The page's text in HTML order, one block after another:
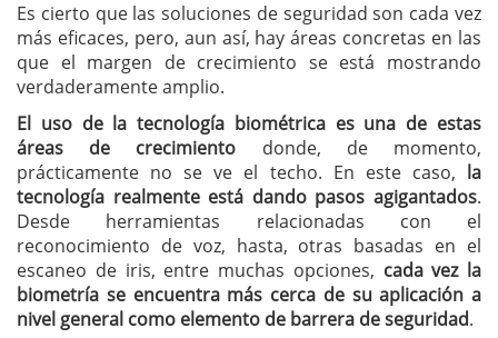
Es cierto que las soluciones de seguridad son cada vez
más eficaces, pero, aun así, hay áreas concretas en las
que el margen de crecimiento se está mostrando
verdaderamente amplio.
El uso de la tecnología biométrica es una de estas
áreas de crecimiento donde, de momento,
prácticamente no se ve el techo. En este caso, la
tecnología realmente está dando pasos agigantados.
Desde herramientas relacionadas con el
reconocimiento de voz, hasta, otras basadas en el
escaneo de iris, entre muchas opciones, cada vez la
biometría se encuentra más cerca de su aplicación a
nivel general como elemento de barrera de seguridad.